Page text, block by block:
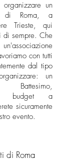
un
di Roma, a
Trieste, qui
di sempre. Che
con tutti
dal tipo
un
budget a
sicuramente
evento.
di Roma